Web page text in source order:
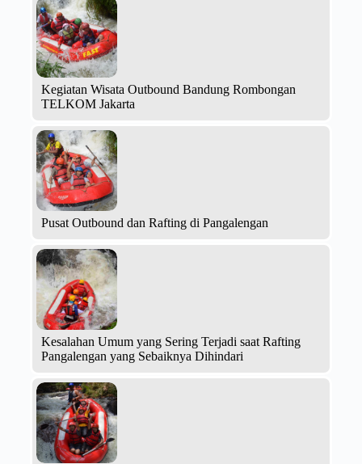
Kegiatan Wisata Outbound Bandung Rombongan
TELKOM Jakarta
Pusat Outbound dan Rafting di Pangalengan
Kesalahan Umum yang Sering Terjadi saat Rafting
Pangalengan yang Sebaiknya Dihindari